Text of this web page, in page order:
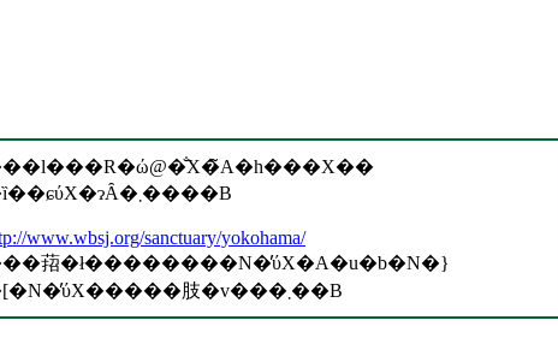
�ȉ��ɕύX�ɂȂ�܂����B
www.wbsj.org/sanctuary/yokohama/
萔�ł��������N�̕ύX�A�u�b�N�}
�[�N�̕ύX�����肢�v���܂��B